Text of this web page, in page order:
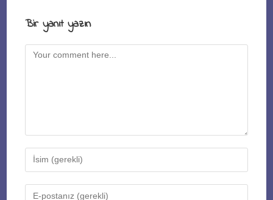
Bir yanıt yazın
Comment
Enter
your
name
Enter